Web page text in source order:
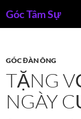
toGóc Tâm Sự
GÓC ĐÀN ÔNG
TẶNG
NGÀY